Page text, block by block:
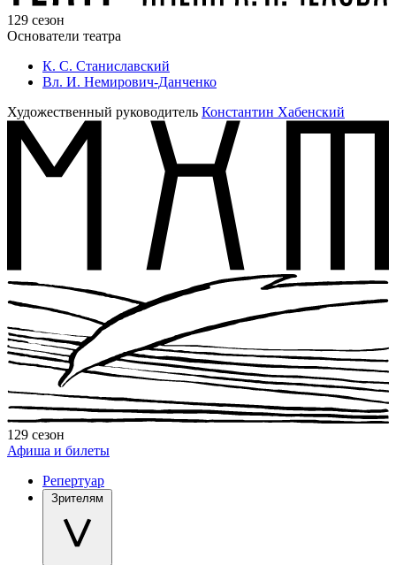
129 сезон
Основатели театра
К. С. Станиславский
Вл. И. Немирович-Данченко
Художественный руководитель Константин Хабенский
129 сезон
Афиша и билеты
Репертуар
Зрителям